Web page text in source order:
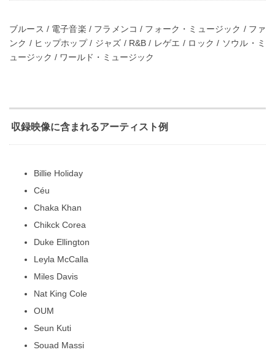
ブルース / 電子音楽 / フラメンコ / フォーク・ミュージック / ファ
ンク / ヒップホップ / ジャズ / R&B / レゲエ / ロック / ソウル・ミ
ュージック / ワールド・ミュージック
収録映像に含まれるアーティスト例
Billie Holiday
Céu
Chaka Khan
Chikck Corea
Duke Ellington
Leyla McCalla
Miles Davis
Nat King Cole
OUM
Seun Kuti
Souad Massi